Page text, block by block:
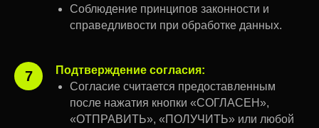
Соблюдение принципов законности и
справедливости при обработке данных.
7
Подтверждение согласия:
Согласие считается предоставленным
после нажатия кнопки «СОГЛАСЕН»,
«ОТПРАВИТЬ», «ПОЛУЧИТЬ» или любой